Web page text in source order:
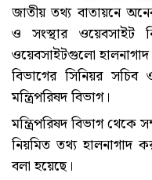
জাতীয় তথ্য বাতায়নে
ও সংস্থার ওয়েবসাইট
ওয়েবসাইটগুলো হালনাগাদ
বিভাগের সিনিয়র সচিব
মন্ত্রিপরিষদ বিভাগ।
মন্ত্রিপরিষদ বিভাগ থেকে
নিয়মিত তথ্য হালনাগাদ
বলা হয়েছে।